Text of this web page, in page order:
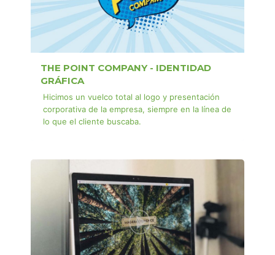
THE POINT COMPANY - IDENTIDAD
GRÁFICA
Hicimos un vuelco total al logo y presentación
corporativa de la empresa, siempre en la línea de
lo que el cliente buscaba.